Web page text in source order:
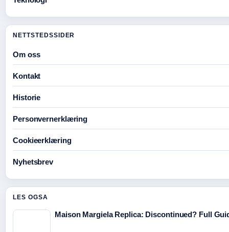
NETTSTEDSSIDER
Om oss
Kontakt
Historie
Personvernerklæring
Cookieerklæring
Nyhetsbrev
LES OGSA
Maison Margiela Replica: Discontinued? Full